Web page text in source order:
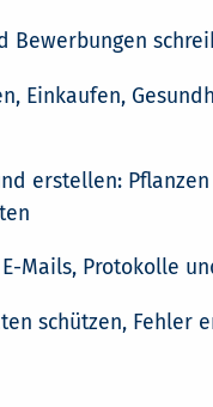
Bewerbungen
Einkaufen,
erstellen:
Mails, Protokolle
schützen, Fehler